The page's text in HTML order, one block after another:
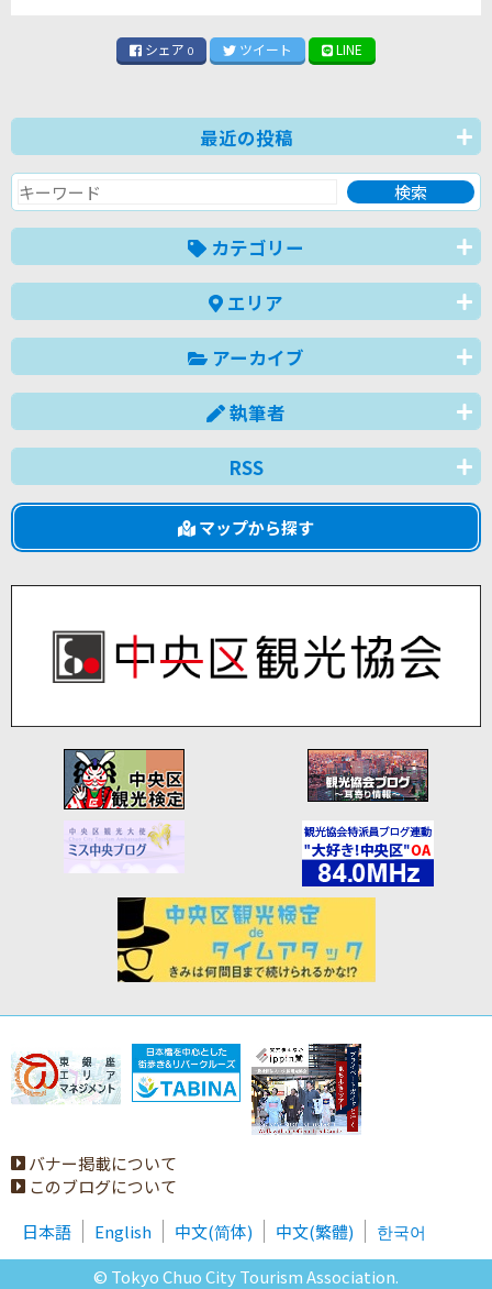
シェア 0 ツイート LINE
最近の投稿
カテゴリー
エリア
アーカイブ
執筆者
RSS
マップから探す
バナー掲載について
このブログについて
日本語
English 中文(简体) 中文(繁體)
한국어
© Tokyo Chuo City Tourism Association.